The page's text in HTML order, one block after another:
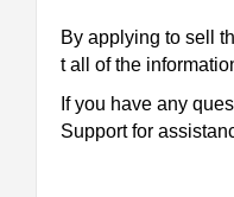
By applying to sell
t all of the
If you have any
Support for